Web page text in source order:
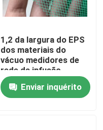
1,2 da largura do EPS
dos materiais do
vácuo medidores de
rede da infusão
Enviar inquérito